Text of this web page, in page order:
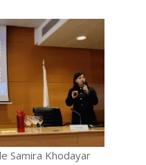
Samira Khodayar